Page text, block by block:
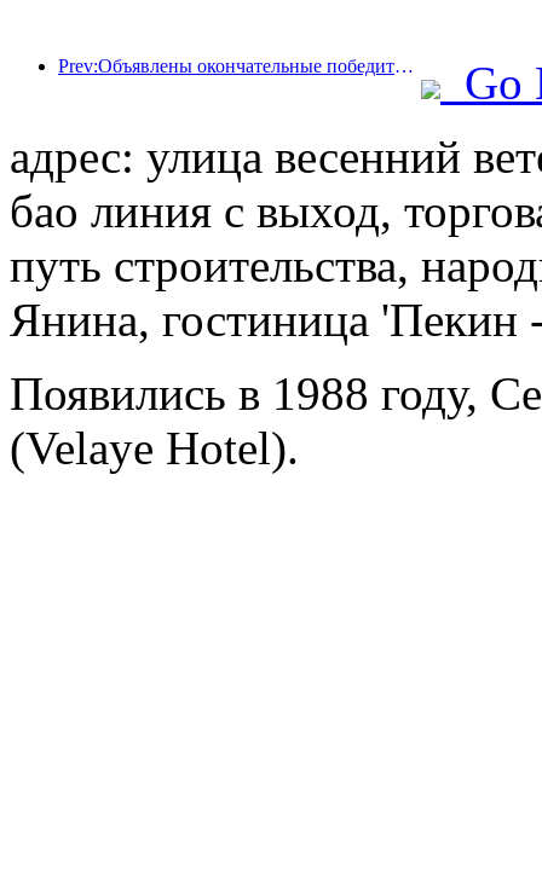
Prev:Объявлены окончательные победители шести главных премий: более ста отелей и компаний получили ежегодные награды!
Go
адрес: улица весенний
бао линия с выход,
путь строительства,
Янина, гостиница 'Пекин
Появились в 1988 году,
(Velaye Hotel).